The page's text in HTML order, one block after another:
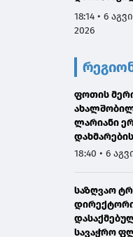
აგვისტოს
ნამდვილად
რამდენიმე
ადრე
18:14 • 6
2026
ფოთის
ლარიანი
18:40 • 6
საზღვაო
სავაჭრო